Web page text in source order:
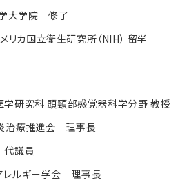
大学院 修了
カ国立衛生研究所（NIH） 留学
研究科 頭頸部感覚器科学分野 教授
治療推進会 理事長
議員
レルギー学会 理事長